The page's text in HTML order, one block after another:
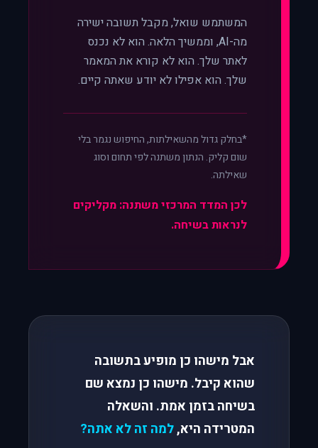
המשתמש שואל, מקבל תשובה ישירה
מה-AI, וממשיך הלאה. הוא לא נכנס
לאתר שלך. הוא לא קורא את המאמר
שלך. הוא אפילו לא יודע שאתה קיים.
*בחלק גדול מהשאילתות, החיפוש נגמר בלי
שום קליק. הנתון משתנה לפי תחום וסוג
שאילתה.
לכן המדד המרכזי משתנה: מקליקים
לנראות בשיחה.
אבל מישהו כן מופיע בתשובה
שהוא קיבל. מישהו כן נמצא שם
בשיחה בזמן אמת. והשאלה
המטרידה היא,למה זה לא אתה?